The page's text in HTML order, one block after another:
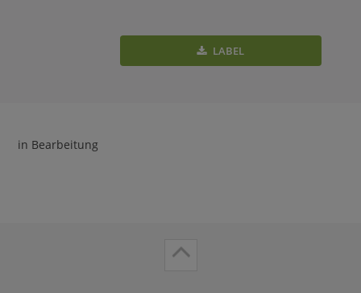
LABEL
in Bearbeitung